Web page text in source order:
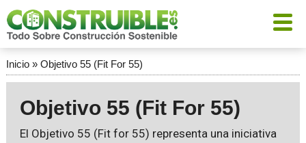
Inicio» Objetivo 55 (Fit For 55)
Objetivo 55 (Fit For 55)
El Objetivo 55 (Fit for 55) representa una iniciativa